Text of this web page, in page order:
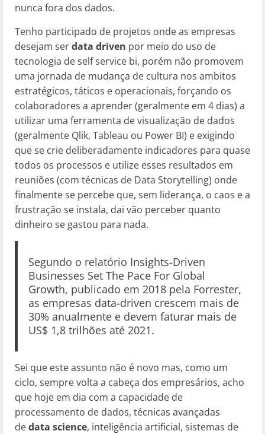
nunca fora dos dados.
Tenho participado de projetos onde as empresas
desejam serdata driven por meio do uso de
tecnologia de self service bi, porém não promovem
uma jornada de mudança de cultura nos ambitos
estratégicos, táticos e operacionais, forçando os
colaboradores a aprender (geralmente em 4 dias) a
utilizar uma ferramenta de visualização de dados
(geralmente Qlik, Tableau ou Power BI) e exigindo
que se crie deliberadamente indicadores para quase
todos os processos e utilize esses resultados em
reuniões (com técnicas de Data Storytelling) onde
finalmente se percebe que, sem liderança, o caos e a
frustração se instala, dai vão perceber quanto
dinheiro se gastou para nada.
Segundo o relatório Insights-Driven
Businesses Set The Pace For Global
Growth, publicado em 2018 pela Forrester,
as empresas data-driven crescem mais de
30% anualmente e devem faturar mais de
US$ 1,8 trilhões até 2021.
Sei que este assunto não é novo mas, como um
ciclo, sempre volta a cabeça dos empresários, acho
que hoje em dia com a capacidade de
processamento de dados, técnicas avançadas
dedata science, inteligência artificial, sistemas de